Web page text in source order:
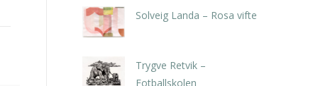
Solveig Landa – Rosa vifte
Trygve Retvik –
Fotballskolen